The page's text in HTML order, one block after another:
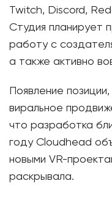
Twitch, Discord,
Студия планирует
работу с
а также активно
Появление
виральное
что разработка
году Cloudhead
новыми VR-
раскрывала.